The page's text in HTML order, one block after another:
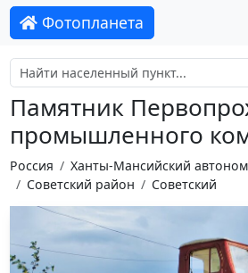
Фотопланета
Памятник
промышленного
Россия
Ханты-Мансийский
Советский район
Советский